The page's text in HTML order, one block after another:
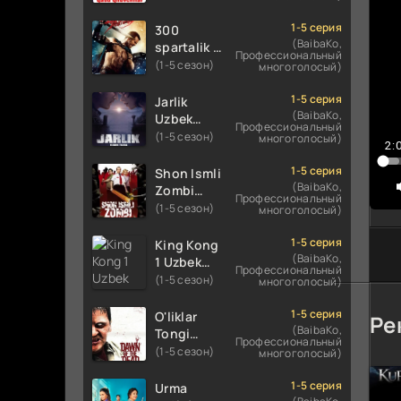
tilida
koreya
seryali
barcha
o'zbek
tilida
tilida 2016
O'zbekcha
tarjima
HD
skachat
300
spartalik 2
/ Uch yuz
2 Premyera
Uzbek
tilida 2013
tarjima
kino HD
skachat
(1-5 сезон)
1-5 серия
(BaibaKo,
Профессиональный
многоголосый)
Jarlik
Uzbek
tilida 2025
tarjima
kino HD
skachat
(1-5 сезон)
1-5 серия
(BaibaKo,
Профессиональный
многоголосый)
Shon Ismli
Zombi
Uzbek
O'zbekcha
tarjima
kino HD
(1-5 сезон)
1-5 серия
(BaibaKo,
Профессиональный
многоголосый)
King Kong
1 Uzbek
tilida 2005
tarjima
kino HD
skachat
(1-5 сезон)
1-5 серия
(BaibaKo,
Профессиональный
многоголосый)
O'liklar
Tongi
Uzbek
(2004)
(1-5 сезон)
1-5 серия
(BaibaKo,
Профессиональный
многоголосый)
Urma
1-5 серия